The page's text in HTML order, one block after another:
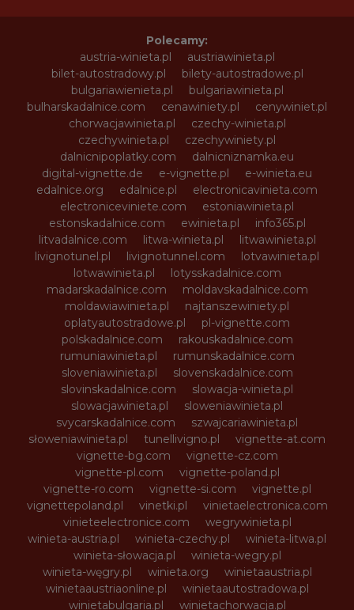
Polecamy:
austria-winieta.pl
austriawinieta.pl
bilet-autostradowy.pl
bilety-autostradowe.pl
bulgariawienieta.pl
bulgariawinieta.pl
bulharskadalnice.com
cenawiniety.pl
cenywiniet.pl
chorwacjawinieta.pl
czechy-winieta.pl
czechywinieta.pl
czechywiniety.pl
dalnicnipoplatky.com
dalnicniznamka.eu
digital-vignette.de
e-vignette.pl
e-winieta.eu
edalnice.org
edalnice.pl
electronicavinieta.com
electroniceviniete.com
estoniawinieta.pl
estonskadalnice.com
ewinieta.pl
info365.pl
litvadalnice.com
litwa-winieta.pl
litwawinieta.pl
livignotunel.pl
livignotunnel.com
lotvawinieta.pl
lotwawinieta.pl
lotysskadalnice.com
madarskadalnice.com
moldavskadalnice.com
moldawiawinieta.pl
najtanszewiniety.pl
oplatyautostradowe.pl
pl-vignette.com
polskadalnice.com
rakouskadalnice.com
rumuniawinieta.pl
rumunskadalnice.com
sloveniawinieta.pl
slovenskadalnice.com
slovinskadalnice.com
slowacja-winieta.pl
slowacjawinieta.pl
sloweniawinieta.pl
svycarskadalnice.com
szwajcariawinieta.pl
słoweniawinieta.pl
tunellivigno.pl
vignette-at.com
vignette-bg.com
vignette-cz.com
vignette-pl.com
vignette-poland.pl
vignette-ro.com
vignette-si.com
vignette.pl
vignettepoland.pl
vinetki.pl
vinietaelectronica.com
vinieteelectronice.com
wegrywinieta.pl
winieta-austria.pl
winieta-czechy.pl
winieta-litwa.pl
winieta-słowacja.pl
winieta-wegry.pl
winieta-węgry.pl
winieta.org
winietaaustria.pl
winietaaustriaonline.pl
winietaautostradowa.pl
winietabulgaria.pl
winietachorwacja.pl